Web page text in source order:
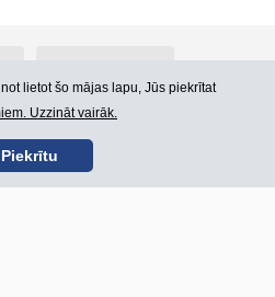
Lietošanas noteikumi
lietot šo mājas lapu, Jūs piekrītat
Uzzināt vairāk.
Piekrītu